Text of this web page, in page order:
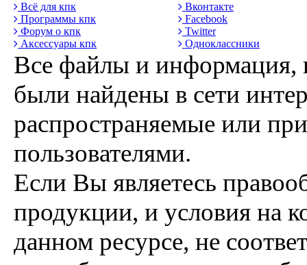
Всё для кпк
Программы кпк
Форум о кпк
Аксессуары кпк
Вконтакте
Facebook
Twitter
Одноклассники
Все файлы и информация,
были найдены в сети
распространяемые или
пользователями.
Если Вы являетесь
продукции, и условия на
данном ресурсе, не